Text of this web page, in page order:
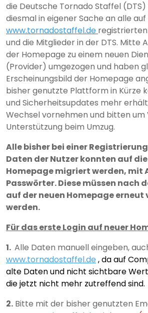
die Deutsche Tornado Staffel
diesmal in eigener Sache an alle auf
www.tornadostaffel.de
und die Mitglieder in der DTS. Mitte
der Homepage zu einem neuen
(Provider) umgezogen und haben
Erscheinungsbild der Homepage
bisher genutzte Plattform in Kürze
und Sicherheitsupdates mehr
Wechsel vornehmen und bitten um
Unterstützung beim Umzug.
Alle bisher bei einer
Daten der Nutzer konnten auf
Homepage migriert werden, mit
Passwörter. Diese müssen nach
auf der neuen Homepage erneut
werden.
Für das erste Login auf neuer
1. Alle Daten manuell eingeben,
www.tornadostaffel.de , da auf
alte Daten und nicht sichtbare
die jetzt nicht mehr zutreffend sind.
2. Bitte mit der bisher genutzten